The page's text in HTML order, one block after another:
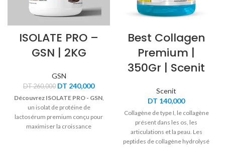
ISOLATE PRO –
GSN | 2KG
GSN
DT260,000 Le
prix
était :
DT 260,000.
DT 240,000Le
prix
actuel
DT 240,000.
Découvrez ISOLATE PRO - GSN,
un isolat de protéine de
lactosérum premium conçu pour
maximiser la croissance
Best Collagen
Premium |
350Gr | Scenit
Scenit
DT 140,000
Collagène de type I, le collagène
présent dans les os, les
articulations et la peau. Les
peptides de collagène hydrolysé